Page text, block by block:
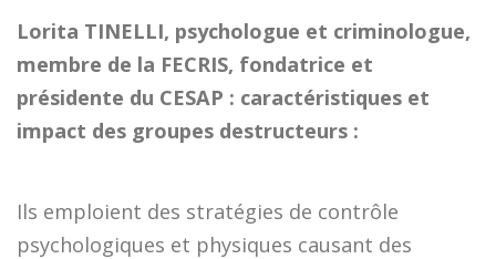
Lorita TINELLI, psychologue et criminologue,
membre de la FECRIS, fondatrice et
présidente du CESAP : caractéristiques et
impact des groupes destructeurs :
Ils emploient des stratégies de contrôle
psychologiques et physiques causant des